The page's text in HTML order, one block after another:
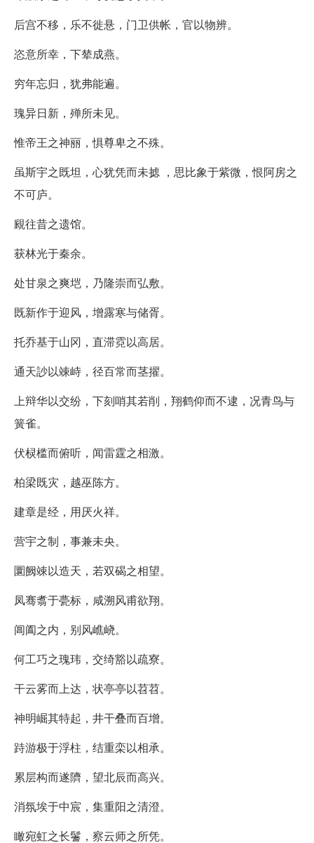
后宫不移，乐不徙悬，门卫供帐，官以物辨。
恣意所幸，下辇成燕。
穷年忘归，犹弗能遍。
瑰异日新，殚所未见。
惟帝王之神丽，惧尊卑之不殊。
虽斯宇之既坦，心犹凭而未摅 ，思比象于紫微，恨阿房之
不可庐。
覛往昔之遗馆。
获林光于秦余。
处甘泉之爽垲，乃隆崇而弘敷。
既新作于迎风，增露寒与储胥。
托乔基于山冈，直滞霓以高居。
通天訬以竦峙，径百常而茎擢。
上辩华以交纷，下刻哨其若削，翔鹤仰而不逮，况青鸟与
簧雀。
伏棂槛而俯听，闻雷霆之相激。
柏梁既灾，越巫陈方。
建章是经，用厌火祥。
营宇之制，事兼未央。
圜阙竦以造天，若双碣之相望。
凤骞翥于甍标，咸溯风甫欲翔。
阊阖之内，别风嶕峣。
何工巧之瑰玮，交绮豁以疏寮。
干云雾而上达，状亭亭以苕苕。
神明崛其特起，井干叠而百增。
跱游极于浮柱，结重栾以相承。
累层构而遂隮，望北辰而高兴。
消氛埃于中宸，集重阳之清澄。
瞰宛虹之长鬐，察云师之所凭。